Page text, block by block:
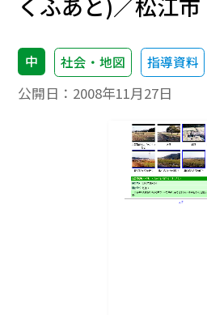
中 社会・地図 指導資料
公開日： 2008年11月27日